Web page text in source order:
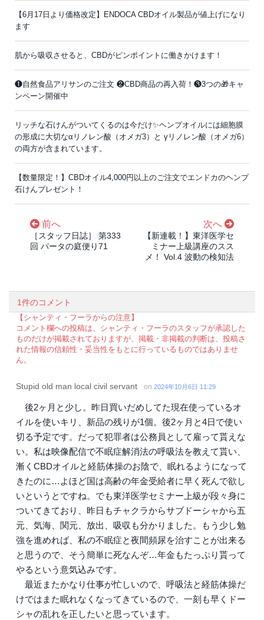
【6月17日より価格改定】ENDOCA CBDオイル製品が値上げになり
ます
肌から吸収させると、CBDがピンポイントに働きかけます！
❶自然食品アリサンのご注文 ❷CBD商品の再入荷！❸3つの🎁キャ
ンペーン開催中
リッチな石けんがついてくるのは今だけ✨ヘンプオイルには細胞膜
の形成に大切なαリノレン酸（オメガ3）と γリノレン酸（オメガ6）
の両方が含まれています。
【数量限定！】CBDオイル4,000円以上のご注文でエンドカのヘンプ
石けんプレゼント！
前へ
［スタッフ日誌］ 第333
回 パータの庭便り71
次へ
【新連載！】東洋医学セ
ミナー上級講座のスス
メ！ Vol.4 波動の検知法
1件のコメント
【シャンティ・フーラからの注意】
コメント欄への投稿は、シャンティ・フーラのスタッフが承認した
ものだけが掲載されておりますが、掲載・非掲載の判断は、投稿さ
れた情報の信頼性・妥当性をもとに行っているものではありませ
ん。
Stupid old man local civil servant on 2024年10月6日 11:29
後2ヶ月と少し。昨日買いだめしてた現在使っているオ
イルを使いキリ、新品の残りが1個。後2ヶ月と4日で使い
切る予定です。だって犯罪者は公務員として雇って貰えな
い。私は映像配信で不眠症解消法の呼吸法を教えて貰い、
漸くCBDオイルと経筋体操のお陰で、眠れるようになって
きたのに…よほど国は高齢の年金受給者に早く死んで欲し
いというとですね。でも東洋医学セミナー上級が段々身に
ついてきており、昨日もチャクラからサブドーシャから五
元、気海、関元、放出、吸収も分かりました。もう少し勉
強を進めれば、私の不眠症と夜間頻尿を治すことが出来る
と思うので、そう簡単に死なんぞ…年金もたっぷり貰って
やるという意気込みです。
最近またかなり仕事が忙しいので、呼吸法と経筋体操だ
けではまた眠れなくなってきているので、一刻も早くドー
シャの乱れを正したいと思っています。